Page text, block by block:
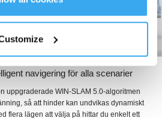
navigering för alla scenarier
uppgraderade WIN-SLAM 5.0-algoritmen
så att hinder kan undvikas dynamiskt
flera lägen att välja på hittar du enkelt ett